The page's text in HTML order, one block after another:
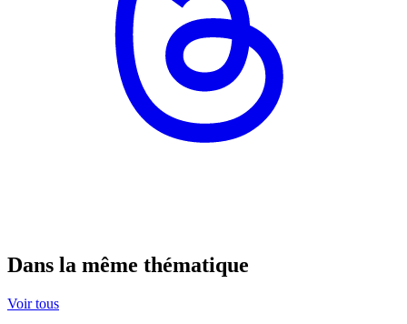
Dans la même thématique
Voir tous